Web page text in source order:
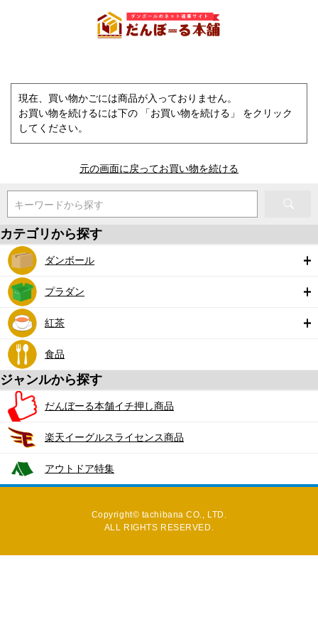
現在、買い物かごには商品が入っておりません。
お買い物を続けるには下の 「お買い物を続ける」 をクリック
してください。
元の画面に戻ってお買い物を続ける
キーワードから探す
カテゴリから探す
ダンボール
プラダン
紅茶
食品
ジャンルから探す
だんぼーる本舗イチ押し商品
楽天イーグルスライセンス商品
アウトドア特集
Copyright© tachibana CO., LTD.
ALL RIGHTS RESERVED.